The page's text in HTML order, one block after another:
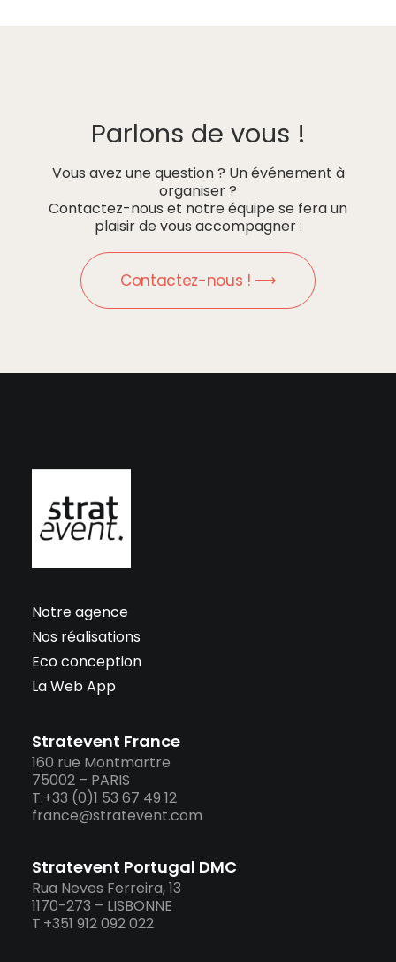
Parlons de vous !
Vous avez une question ? Un événement à
organiser ?
Contactez-nous et notre équipe se fera un
plaisir de vous accompagner :
Contactez-nous ! ⟶
Notre agence
Nos réalisations
Eco conception
La Web App
Stratevent France
160 rue Montmartre
75002 – PARIS
T.+33 (0)1 53 67 49 12
france@stratevent.com
Stratevent Portugal DMC
Rua Neves Ferreira, 13
1170-273 – LISBONNE
T.+351 912 092 022